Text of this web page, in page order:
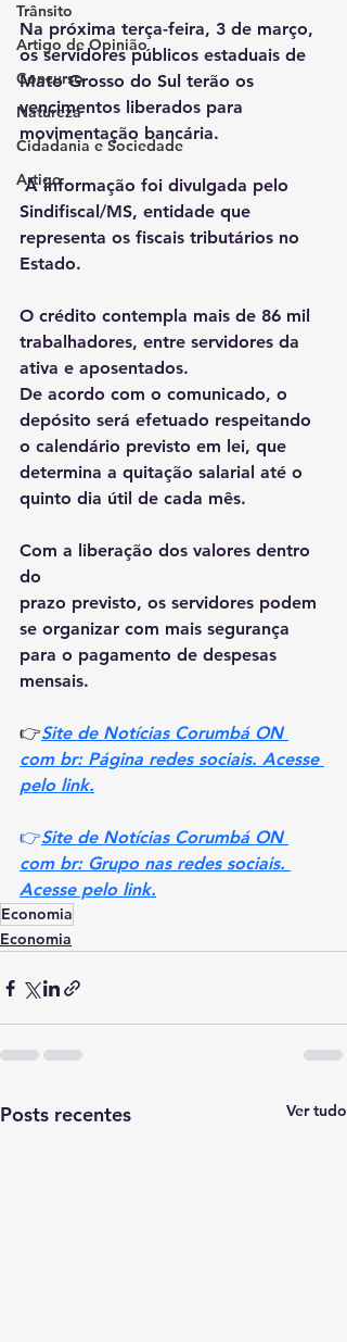
Trânsito
Artigo de Opinião
Concurso
Natureza
Cidadania e Sociedade
Artigo
Na próxima terça-feira, 3 de março,
os servidores públicos estaduais de
Mato Grosso do Sul terão os
vencimentos liberados para
movimentação bancária.
A informação foi divulgada pelo
Sindifiscal/MS, entidade que
representa os fiscais tributários no
Estado.
O crédito contempla mais de 86 mil
trabalhadores, entre servidores da
ativa e aposentados.
De acordo com o comunicado, o
depósito será efetuado respeitando
o calendário previsto em lei, que
determina a quitação salarial até o
quinto dia útil de cada mês.
Com a liberação dos valores dentro
do
prazo previsto, os servidores podem
se organizar com mais segurança
para o pagamento de despesas
mensais.
👉Site de Notícias Corumbá ON
com br: Página redes sociais. Acesse
pelo link.
👉Site de Notícias Corumbá ON
com br: Grupo nas redes sociais.
Acesse pelo link.
Economia
Economia
Posts recentes Ver tudo